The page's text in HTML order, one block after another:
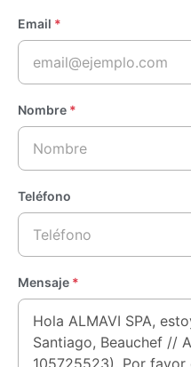
Email *
Nombre *
Teléfono
Mensaje *